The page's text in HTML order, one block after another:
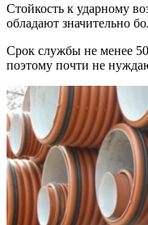
Стойкость к ударному
обладают значительно
Срок службы не менее
поэтому почти не